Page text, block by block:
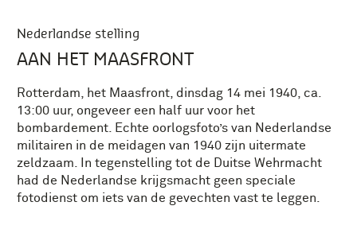
Nederlandse stelling
AAN HET MAASFRONT
Rotterdam, het Maasfront, dinsdag 14 mei 1940, ca.
13:00 uur, ongeveer een half uur voor het
bombardement. Echte oorlogsfoto’s van Nederlandse
militairen in de meidagen van 1940 zijn uitermate
zeldzaam. In tegenstelling tot de Duitse Wehrmacht
had de Nederlandse krijgsmacht geen speciale
fotodienst om iets van de gevechten vast te leggen.